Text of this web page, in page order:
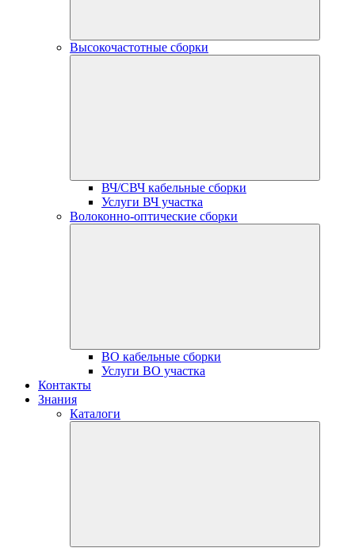
Высокочастотные сборки
ВЧ/СВЧ кабельные сборки
Услуги ВЧ участка
Волоконно-оптические сборки
ВО кабельные сборки
Услуги ВО участка
Контакты
Знания
Каталоги